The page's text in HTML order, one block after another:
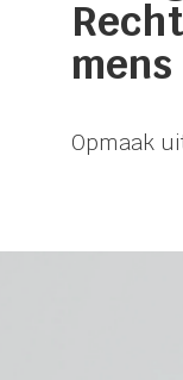
mens
Opmaak